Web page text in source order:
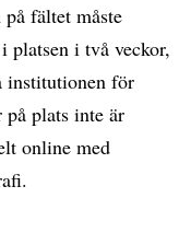
fältet måste
platsen i två veckor,
institutionen för
plats inte är
online med